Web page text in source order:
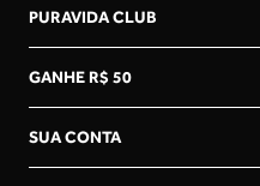
PURAVIDA CLUB
GANHE R$ 50
SUA CONTA